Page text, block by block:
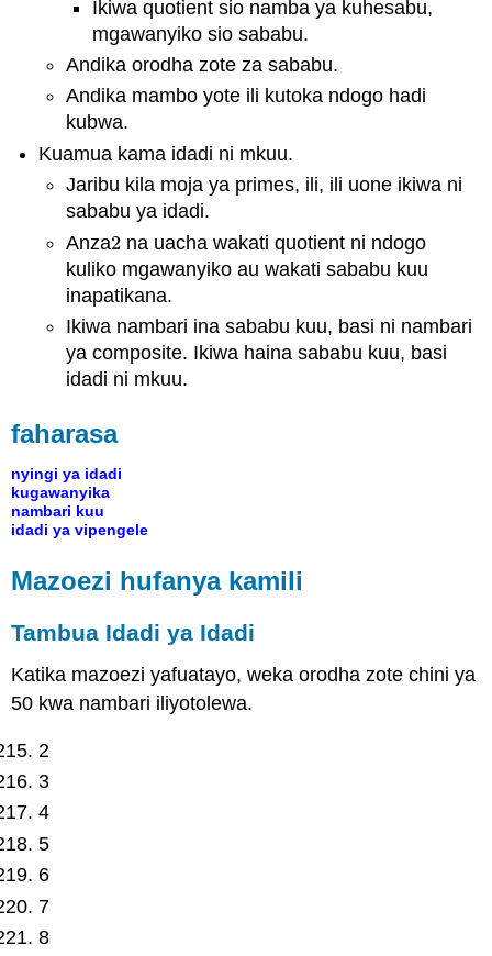
Ikiwa quotient sio namba ya kuhesabu,
mgawanyiko sio sababu.
Andika orodha zote za sababu.
Andika mambo yote ili kutoka ndogo hadi
kubwa.
Kuamua kama idadi ni mkuu.
Jaribu kila moja ya primes, ili, ili uone ikiwa ni
sababu ya idadi.
Anza2
2 na uacha wakati quotient ni ndogo
kuliko mgawanyiko au wakati sababu kuu
inapatikana.
Ikiwa nambari ina sababu kuu, basi ni nambari
ya composite. Ikiwa haina sababu kuu, basi
idadi ni mkuu.
faharasa
nyingi ya idadi
kugawanyika
nambari kuu
idadi ya vipengele
Mazoezi hufanya kamili
Tambua Idadi ya Idadi
Katika mazoezi yafuatayo, weka orodha zote chini ya
50 kwa nambari iliyotolewa.
2
3
4
5
6
7
8